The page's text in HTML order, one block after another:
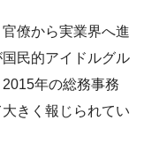
僚から実業界へ進
民的アイドルグル
年の総務事務
きく報じられてい